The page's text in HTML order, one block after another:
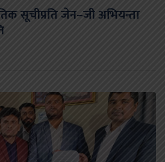
सूचीप्रति जेन–जी अभियन्ता